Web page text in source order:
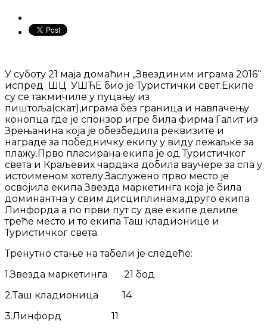
У суботу 21 маја домаћин „Звездиним играма 2016“
испред ШЦ УШЋЕ био је Туристички свет.Екипе
су се такмичиле у пуцању из
пиштоља(скат),играма без граница и навлачењу
конопца где је спонзор игре била фирма Галит из
Зрењанина која је обезбедила реквизите и
награде за победничку екипу у виду лежаљке за
плажу.Прво пласирана екипа је од Туристичког
света и Краљевих чардака добила ваучере за спа у
истоименом хотелу.Заслужено прво место је
освојила екипа Звезда маркетинга која је била
доминантна у свим дисциплинама,друго екипа
Линфорда а по први пут су две екипе делиле
треће место и то екипа Таш кладионице и
Туристичког света.
Тренутно стање на табели је следеће:
1.Звезда маркетинга 21 бод
2.Таш кладионица 14
3.Линфорд 11